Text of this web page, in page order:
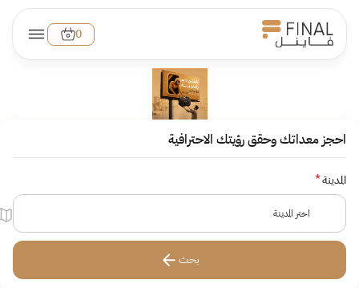
0
احجز معداتك وحقق رؤيتك الاحترافية
المدينة
اختر المدينة
بحث